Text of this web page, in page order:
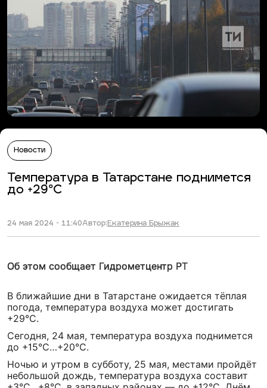
Новости
Температура в Татарстане поднимется
до +29°С
24 мая 2024 - 11:40Автор:Екатерина Брыжак
Об этом сообщает Гидрометцентр РТ
В ближайшие дни в Татарстане ожидается тёплая
погода, температура воздуха может достигать
+29°С.
Сегодня, 24 мая, температура воздуха поднимется
до +15°С…+20°С.
Ночью и утром в субботу, 25 мая, местами пройдёт
небольшой дождь, температура воздуха составит